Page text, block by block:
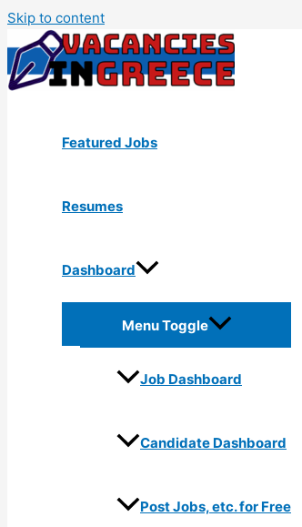
Skip to content
Featured Jobs
Resumes
Dashboard
Menu Toggle
Job Dashboard
Candidate Dashboard
Post Jobs, etc. for Free